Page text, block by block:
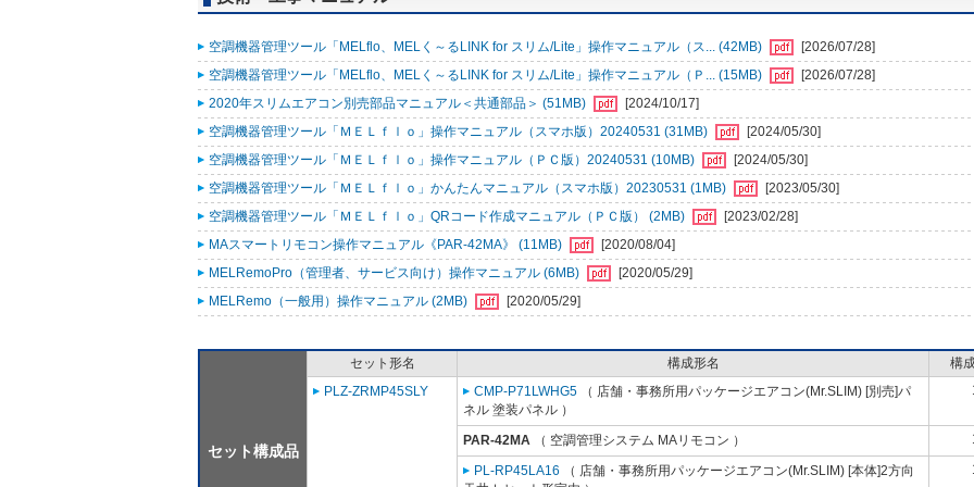
空調機器管理ツール「MELflo、MELく～るLINK for スリム/Lite」操作マニュアル（ス... (42MB)
[2026/07/28]
空調機器管理ツール「MELflo、MELく～るLINK for スリム/Lite」操作マニュアル（Ｐ... (15MB)
[2026/07/28]
2020年スリムエアコン別売部品マニュアル＜共通部品＞ (51MB)
[2024/10/17]
空調機器管理ツール「ＭＥＬｆｌｏ」操作マニュアル（スマホ版）20240531 (31MB)
[2024/05/30]
空調機器管理ツール「ＭＥＬｆｌｏ」操作マニュアル（ＰＣ版）20240531 (10MB)
[2024/05/30]
空調機器管理ツール「ＭＥＬｆｌｏ」かんたんマニュアル（スマホ版）20230531 (1MB)
[2023/05/30]
空調機器管理ツール「ＭＥＬｆｌｏ」QRコード作成マニュアル（ＰＣ版） (2MB)
[2023/02/28]
MAスマートリモコン操作マニュアル《PAR-42MA》 (11MB)
[2020/08/04]
MELRemoPro（管理者、サービス向け）操作マニュアル (6MB)
[2020/05/29]
MELRemo（一般用）操作マニュアル (2MB)
[2020/05/29]
セット構成品
セット形名 構成形名
構
PLZ-ZRMP45SLY
CMP-P71LWHG5 （ 店舗・事務所用パッケージエアコン(Mr.SLIM) [別売]パ
ネル 塗装パネル ）
PAR-42MA （ 空調管理システム MAリモコン ）
PL-RP45LA16 （ 店舗・事務所用パッケージエアコン(Mr.SLIM) [本体]2方向